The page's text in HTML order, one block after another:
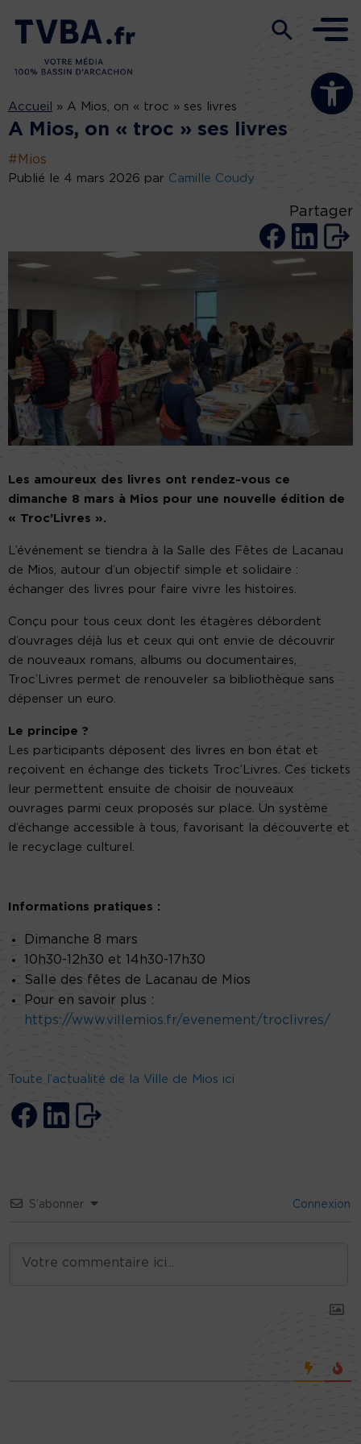
Ouvrir la
Accueil » A Mios, on « troc » ses livres
A Mios, on « troc » ses livres
#Mios
Publié le 4 mars 2026 par Camille Coudy
Partager
Les amoureux des livres ont rendez-vous ce
dimanche 8 mars à Mios pour une nouvelle édition de
« Troc’Livres ».
L’événement se tiendra à la Salle des Fêtes de Lacanau
de Mios, autour d’un objectif simple et solidaire :
échanger des livres pour faire vivre les histoires.
Conçu pour tous ceux dont les étagères débordent
d’ouvrages déjà lus et ceux qui ont envie de découvrir
de nouveaux romans, albums ou documentaires,
Troc’Livres permet de renouveler sa bibliothèque sans
dépenser un euro.
Le principe ?
Les participants déposent des livres en bon état et
reçoivent en échange des tickets Troc’Livres. Ces tickets
leur permettent ensuite de choisir de nouveaux
ouvrages parmi ceux proposés sur place. Un système
d’échange accessible à tous, favorisant la découverte et
le recyclage culturel.
Informations pratiques :
Dimanche 8 mars
10h30-12h30 et 14h30-17h30
Salle des fêtes de Lacanau de Mios
Pour en savoir plus :
https://www.villemios.fr/evenement/troclivres/
Toute l’actualité de la Ville de Mios ici
S’abonner Connexion